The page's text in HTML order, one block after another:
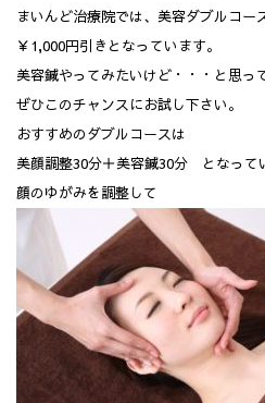
まいんど治療院では、美容ダブルコー
￥1,000円引きとなっています。
美容鍼やってみたいけど・・・と思っ
ぜひこのチャンスにお試し下さい。
おすすめのダブルコースは
美顔調整30分＋美容鍼30分 となって
顔のゆがみを調整して